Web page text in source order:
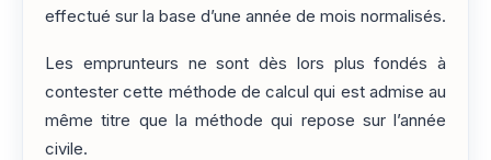
effectué sur la base d’une année de mois normalisés.
Les emprunteurs ne sont dès lors plus fondés à
contester cette méthode de calcul qui est admise au
même titre que la méthode qui repose sur l’année
civile.